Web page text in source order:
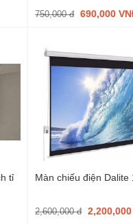
750,000 đ 690,000
tỉ
Màn chiếu điện Dalite
2,600,000 đ